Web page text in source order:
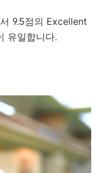
9.5점의 Excellent
유일합니다.